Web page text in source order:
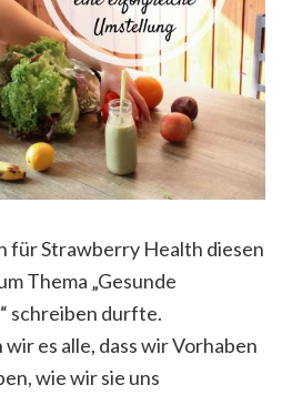
für Strawberry Health diesen
Thema „Gesunde
schreiben durfte.
es alle, dass wir Vorhaben
wie wir sie uns